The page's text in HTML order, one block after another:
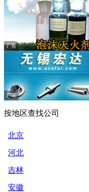
广告
广告
按地区查找公司
北京
河北
吉林
安徽